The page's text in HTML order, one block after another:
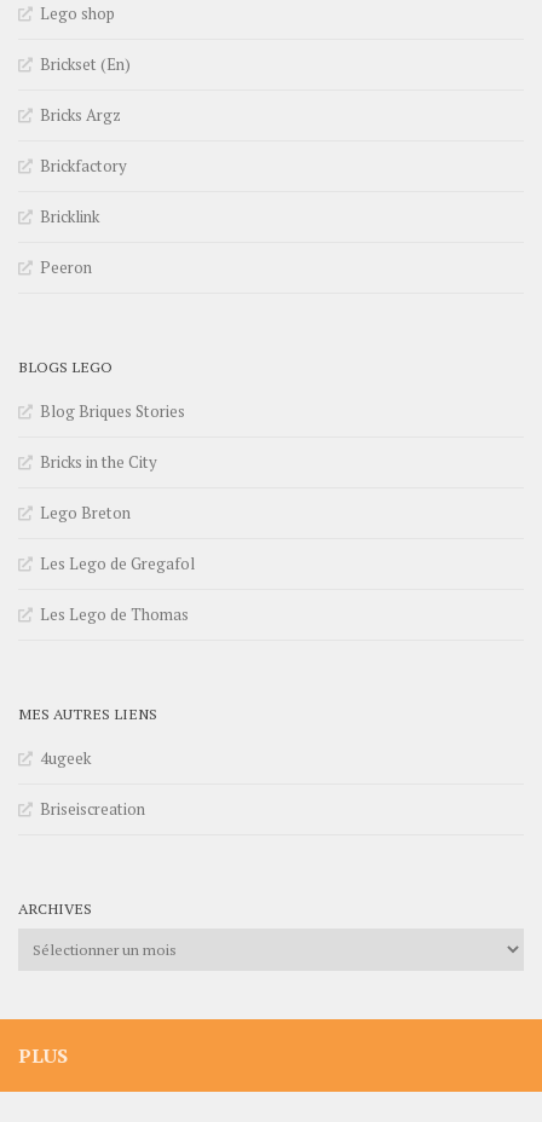
Lego shop
Brickset (En)
Bricks Argz
Brickfactory
Bricklink
Peeron
BLOGS LEGO
Blog Briques Stories
Bricks in the City
Lego Breton
Les Lego de Gregafol
Les Lego de Thomas
MES AUTRES LIENS
4ugeek
Briseiscreation
ARCHIVES
PLUS